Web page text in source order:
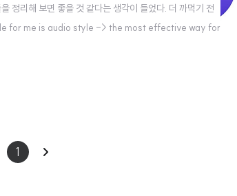
정리해 보면 좋을 것 같다는 생각이 들었다. 더 까먹기 전
for me is audio style -> the most effective way for
1